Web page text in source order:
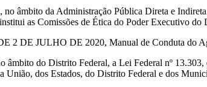
âmbito da Administração Pública Direta e
as Comissões de Ética do Poder Executivo do
2 DE JULHO DE 2020, Manual de Conduta do
do Distrito Federal, a Lei Federal nº
União, dos Estados, do Distrito Federal e dos